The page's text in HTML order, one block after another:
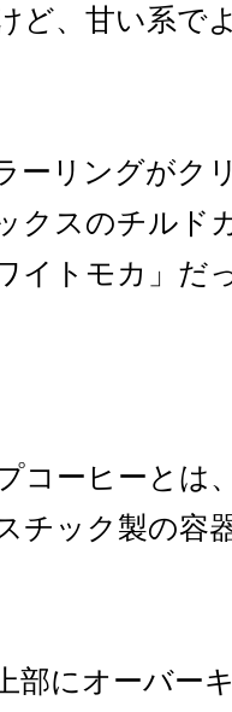
ど、甘い系で
ーリングがク
クスのチルド
イトモカ」だ
コーヒーとは
チック製の容
部にオーバー